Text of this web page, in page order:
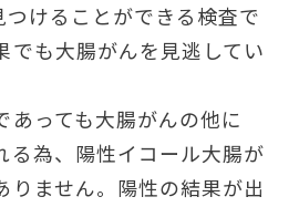
けることができる検査で
でも大腸がんを見逃してい
あっても大腸がんの他に
る為、陽性イコール大腸が
りません。陽性の結果が出